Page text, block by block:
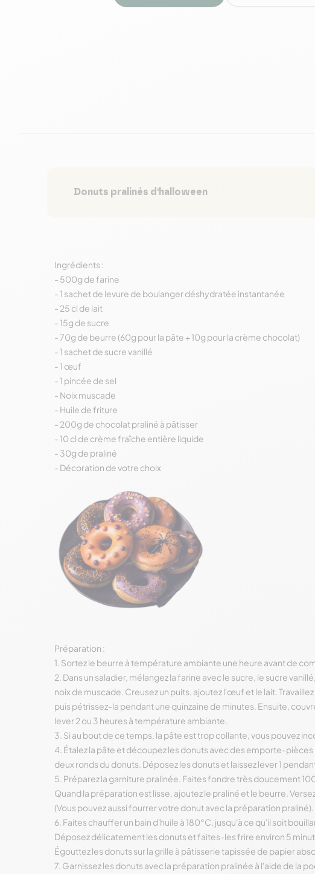
Donuts pralinés d'halloween
Ingrédients :
- 500g de farine
- 1 sachet de levure de boulanger déshydratée instantanée
- 25 cl de lait
- 15g de sucre
- 70g de beurre (60g pour la pâte + 10g pour la crème chocolat)
- 1 sachet de sucre vanillé
- 1 œuf
- 1 pincée de sel
- Noix muscade
- Huile de friture
- 200g de chocolat praliné à pâtisser
- 10 cl de crème fraîche entière liquide
- 30g de praliné
- Décoration de votre choix
Préparation :
1. Sortez le beurre à température ambiante une heure avant de
2. Dans un saladier, mélangez la farine avec le sucre, le sucre
noix de muscade. Creusez un puits, ajoutez l'œuf et le lait.
puis pétrissez-la pendant une quinzaine de minutes. Ensuite,
lever 2 ou 3 heures à température ambiante.
3. Si au bout de ce temps, la pâte est trop collante, vous pouvez
4. Étalez la pâte et découpez les donuts avec des emporte-
deux ronds du donuts. Déposez les donuts et laissez lever 1
5. Préparez la garniture pralinée. Faites fondre très doucement
Quand la préparation est lisse, ajoutez le praliné et le beurre.
(Vous pouvez aussi fourrer votre donut avec la préparation praliné).
6. Faites chauffer un bain d'huile à 180°C, jusqu'à ce qu'il soit
Déposez délicatement les donuts et faites-les frire environ 5
Égouttez les donuts sur la grille à pâtisserie tapissée de papier
7. Garnissez les donuts avec la préparation pralinée à l'aide de la